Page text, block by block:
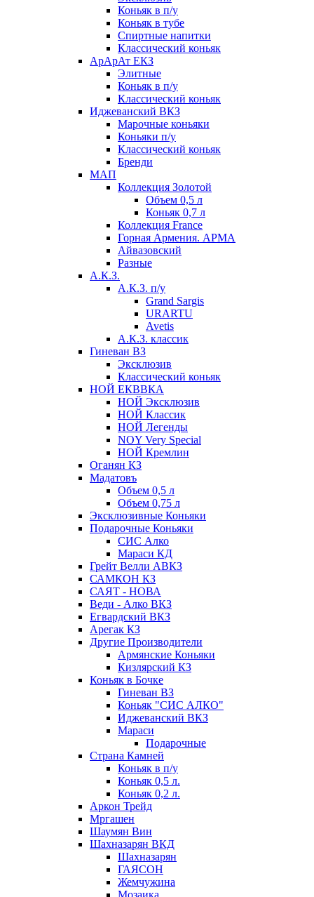
Коньяк в п/у
Коньяк в тубе
Спиртные напитки
Классический коньяк
АрАрАт ЕКЗ
Элитные
Коньяк в п/у
Классический коньяк
Иджеванский ВКЗ
Марочные коньяки
Коньяки п/у
Классический коньяк
Бренди
МАП
Коллекция Золотой
Объем 0,5 л
Коньяк 0,7 л
Коллекция France
Горная Армения. АРМА
Айвазовский
Разные
А.К.З.
А.К.З. п/у
Grand Sargis
URARTU
Avetis
А.К.З. классик
Гиневан ВЗ
Эксклюзив
Классический коньяк
НОЙ ЕКВВКА
НОЙ Эксклюзив
НОЙ Классик
НОЙ Легенды
NOY Very Speсial
НОЙ Кремлин
Оганян КЗ
Мадатовъ
Объем 0,5 л
Объем 0,75 л
Эксклюзивные Коньяки
Подарочные Коньяки
СИС Алко
Мараси КД
Грейт Велли АВКЗ
САМКОН КЗ
САЯТ - НОВА
Веди - Алко ВКЗ
Егвардский ВКЗ
Арегак КЗ
Другие Производители
Армянские Коньяки
Кизлярский КЗ
Коньяк в Бочке
Гиневан ВЗ
Коньяк "СИС АЛКО"
Иджеванский ВКЗ
Мараси
Подарочные
Страна Камней
Коньяк в п/у
Коньяк 0,5 л.
Коньяк 0,2 л.
Аркон Трейд
Мргашен
Шаумян Вин
Шахназарян ВКД
Шахназарян
ГАЯСОН
Жемчужина
Мозаика